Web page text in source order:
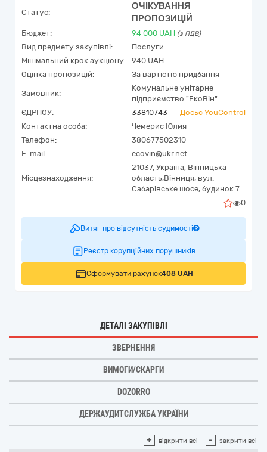
Статус:
ОЧІКУВАННЯ
ПРОПОЗИЦІЙ
Бюджет: 94 000 UAH (з ПДВ)
Вид предмету закупівлі:
Послуги
Мінімальний крок аукціону:
940 UAH
Оцінка пропозицій:
За вартістю придбання
Замовник:
Комунальне унітарне
підприємство "ЕкоВін"
ЄДРПОУ:
33810743
Досьє YouControl
Контактна особа:
Чемерис Юлия
Телефон:
380677502310
E-mail:
ecovin@ukr.net
Місцезнаходження:
21037, Україна, Вінницька
область,Вінниця, вул.
Сабарівське шосе, будинок 7
0
Витяг про відсутність судимості
Реєстр корупційних порушників
Сформувати рахунок408 UAH
ДЕТАЛІ ЗАКУПІВЛІ
ЗВЕРНЕННЯ
ВИМОГИ/СКАРГИ
DOZORRO
ДЕРЖАУДИТСЛУЖБА УКРАЇНИ
+ відкрити всі - закрити всі